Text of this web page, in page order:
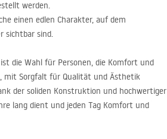
werden.
einen edlen Charakter, auf dem
sichtbar sind.
ist die Wahl für Personen, die Komfort und
mit Sorgfalt für Qualität und Ästhetik
der soliden Konstruktion und hochwertiger
lang dient und jeden Tag Komfort und